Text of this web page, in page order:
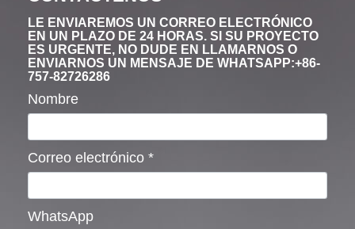
LE ENVIAREMOS UN CORREO ELECTRÓNICO
EN UN PLAZO DE 24 HORAS. SI SU PROYECTO
ES URGENTE, NO DUDE EN LLAMARNOS O
ENVIARNOS UN MENSAJE DE WHATSAPP:+86-
757-82726286
Nombre
Correo electrónico *
WhatsApp